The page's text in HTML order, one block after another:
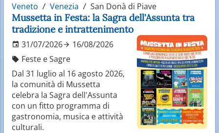
Veneto Venezia San Donà di Piave
Mussetta in Festa: la Sagra dell'Assunta tra
tradizione e intrattenimento
31/07/2026
16/08/2026
Feste e Sagre
Dal 31 luglio al 16 agosto 2026,
la comunità di Mussetta
celebra la Sagra dell'Assunta
con un fitto programma di
gastronomia, musica e attività
culturali.